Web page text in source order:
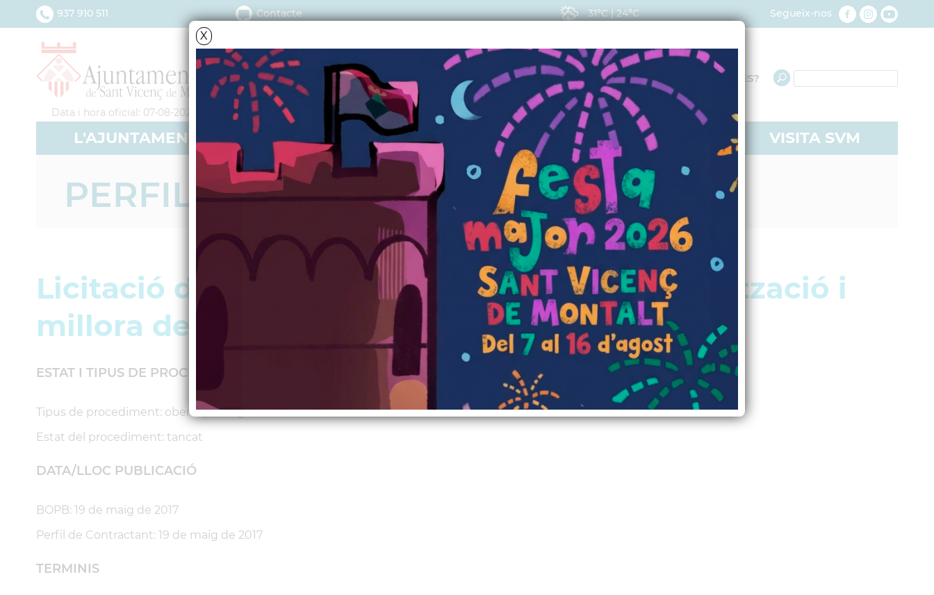
X
Data i hora oficial: 07-08-2026 15:58:49
L'AJUNTAMENT SERVEIS ACTUALITAT VIURE A SVM VISITA SVM
QUÈ NECESSITES?
937 910 511 Contacte 31ºC|24ºC Segueix-nos
PERFIL DE CONTRACTANT
Licitació de la 1a fase de les obres de reurbanització i
millora del parc dels Germans Gabrielistes
ESTAT I TIPUS DE PROCEDIMENT
Tipus de procediment: obert i per urgència
Estat del procediment: tancat
DATA/LLOC PUBLICACIÓ
BOPB: 19 de maig de 2017
Perfil de Contractant: 19 de maig de 2017
TERMINIS